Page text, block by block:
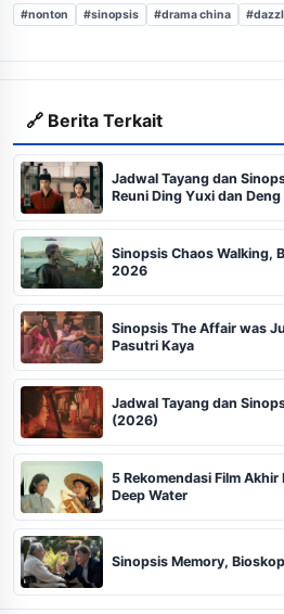
#nonton #sinopsis #drama china
🔗 Berita Terkait
Jadwal Tayang dan
Reuni Ding Yuxi dan Deng
Sinopsis Chaos Walking,
2026
Sinopsis The Affair was
Pasutri Kaya
Jadwal Tayang dan
(2026)
5 Rekomendasi Film
Deep Water
Sinopsis Memory,